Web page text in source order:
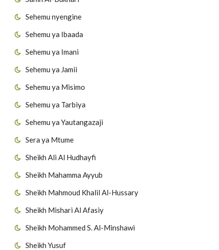
Sehemu nyengine
Sehemu ya Ibaada
Sehemu ya Imani
Sehemu ya Jamii
Sehemu ya Misimo
Sehemu ya Tarbiya
Sehemu ya Yautangazaji
Sera ya Mtume
Sheikh Ali Al Hudhayfi
Sheikh Mahamma Ayyub
Sheikh Mahmoud Khalil Al-Hussary
Sheikh Mishari Al Afasiy
Sheikh Mohammed S. Al-Minshawi
Sheikh Yusuf